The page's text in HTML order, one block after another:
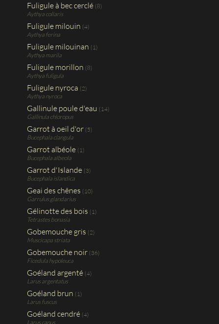
Fuligule à bec cerclé (8)
Aythya collaris
Fuligule milouin (4)
Aythya ferina
Fuligule milouinan (1)
Aythya marila
Fuligule morillon (8)
Aythya fuligula
Fuligule nyroca (2)
Aythya nyroca
Gallinule poule d'eau (14)
Gallinula chloropus
Garrot à oeil d'or (5)
Bucephala clangula
Garrot albéole (1)
Bucephala albeola
Garrot d'Islande (3)
Bucephala islandica
Geai des chênes (10)
Garrulus glandarius
Gélinotte des bois (1)
Tetrastes bonasia
Gobemouche gris (2)
Muscicapa striata
Gobemouche noir (36)
Ficedula hypoleuca
Goéland argenté (4)
Larus argentatus
Goéland brun (1)
Larus fuscus
Goéland cendré (4)
Larus canus